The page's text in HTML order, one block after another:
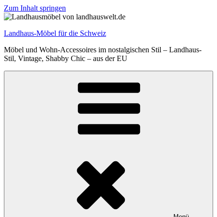
Zum Inhalt springen
Landhaus-Möbel für die Schweiz
Möbel und Wohn-Accessoires im nostalgischen Stil – Landhaus-
Stil, Vintage, Shabby Chic – aus der EU